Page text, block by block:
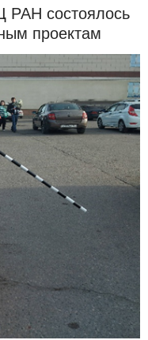
РАН состоялось
проектам